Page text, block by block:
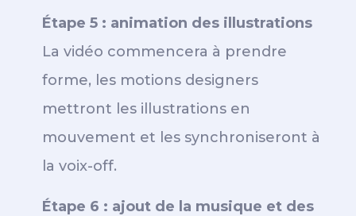
Étape 5 : animation des illustrations
La vidéo commencera à prendre
forme, les motions designers
mettront les illustrations en
mouvement et les synchroniseront à
la voix-off.
Étape 6 : ajout de la musique et des